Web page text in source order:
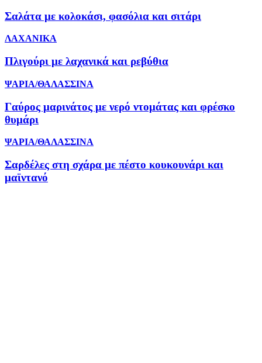
Σαλάτα με κολοκάσι, φασόλια και σιτάρι
ΛΑΧΑΝΙΚΑ
Πλιγούρι με λαχανικά και ρεβύθια
ΨΑΡΙΑ/ΘΑΛΑΣΣΙΝΑ
Γαύρος μαρινάτος με νερό ντομάτας και φρέσκο
θυμάρι
ΨΑΡΙΑ/ΘΑΛΑΣΣΙΝΑ
Σαρδέλες στη σχάρα με πέστο κουκουνάρι και
μαϊντανό